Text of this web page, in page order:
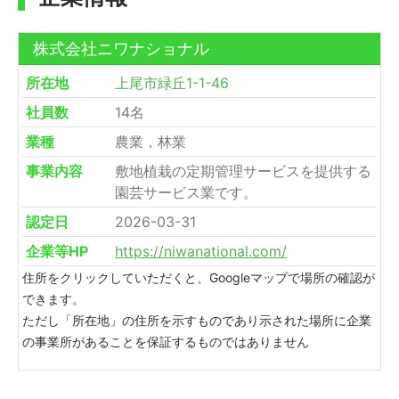
株式会社ニワナショナル
所在地
上尾市緑丘1-1-46
社員数
14名
業種
農業，林業
事業内容
敷地植栽の定期管理サービスを提供する
園芸サービス業です。
認定日
2026-03-31
企業等HP
https://niwanational.com/
住所をクリックしていただくと、Googleマップで場所の確認が
できます。
ただし「所在地」の住所を示すものであり示された場所に企業
の事業所があることを保証するものではありません